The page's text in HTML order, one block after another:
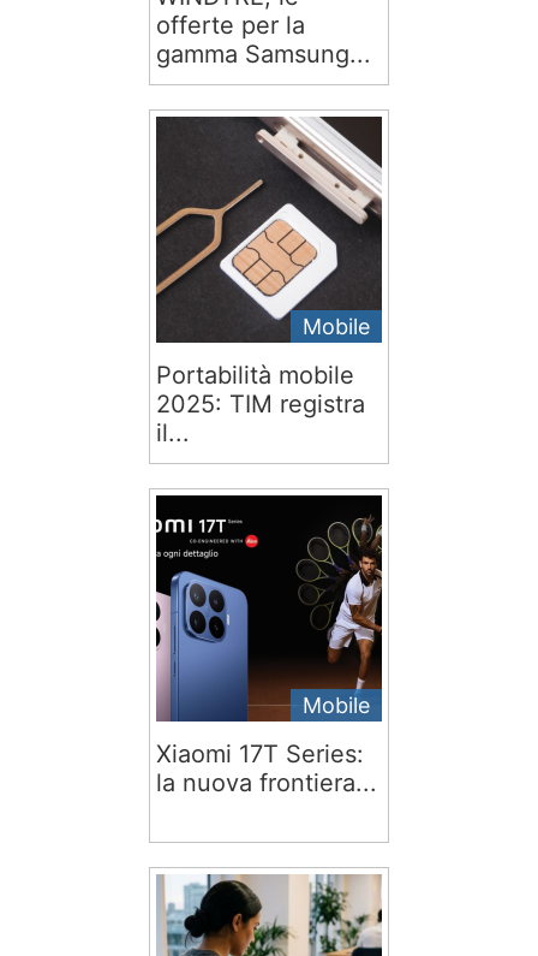
offerte per la
gamma Samsung...
Mobile
Portabilità mobile
2025: TIM registra
il...
Mobile
Xiaomi 17T Series:
la nuova frontiera...